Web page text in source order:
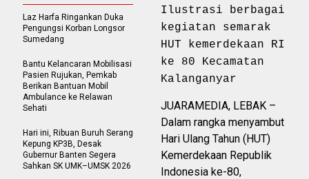
Ilustrasi berbagai
kegiatan semarak
HUT kemerdekaan RI
ke 80 Kecamatan
Kalanganyar
JUARAMEDIA, LEBAK –
Dalam rangka menyambut
Hari Ulang Tahun (HUT)
Kemerdekaan Republik
Indonesia ke-80,
Laz Harfa Ringankan Duka
Pengungsi Korban Longsor
Sumedang
Bantu Kelancaran Mobilisasi
Pasien Rujukan, Pemkab
Berikan Bantuan Mobil
Ambulance ke Relawan
Sehati
Hari ini, Ribuan Buruh Serang
Kepung KP3B, Desak
Gubernur Banten Segera
Sahkan SK UMK–UMSK 2026